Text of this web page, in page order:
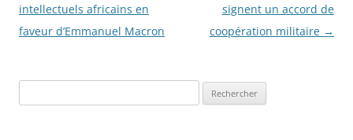
des
articles
intellectuels africains en
faveur d’Emmanuel Macron
signent un accord de
coopération militaire →
e